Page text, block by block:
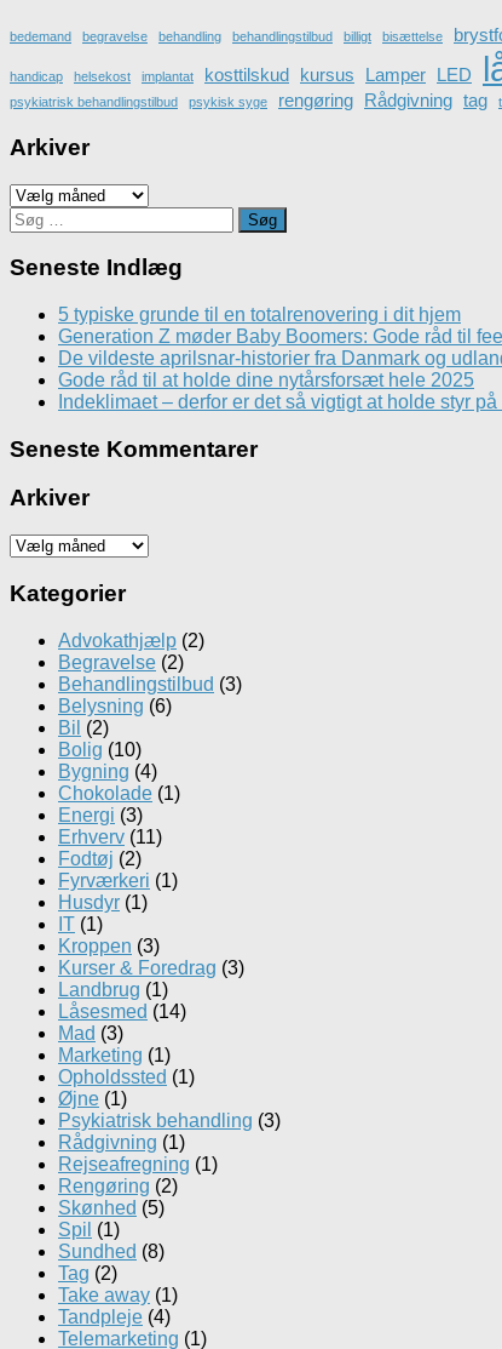
bedemand begravelse behandling behandlingstilbud billigt bisættelse
handicap helsekost implantat kosttilskud kursus Lamper LED
psykiatrisk behandlingstilbud
psykisk syge rengøring Rådgivning tag
Arkiver
Arkiver
Søg
efter:
Seneste Indlæg
5 typiske grunde til en totalrenovering i dit hjem
Generation Z møder Baby Boomers: Gode råd til
De vildeste aprilsnar-historier fra Danmark og
Gode råd til at holde dine nytårsforsæt hele 2025
Indeklimaet – derfor er det så vigtigt at holde styr
Seneste Kommentarer
Arkiver
Arkiver
Kategorier
Advokathjælp (2)
Begravelse (2)
Behandlingstilbud (3)
Belysning (6)
Bil (2)
Bolig (10)
Bygning (4)
Chokolade (1)
Energi (3)
Erhverv (11)
Fodtøj (2)
Fyrværkeri (1)
Husdyr (1)
IT (1)
Kroppen (3)
Kurser & Foredrag (3)
Landbrug (1)
Låsesmed (14)
Mad (3)
Marketing (1)
Opholdssted (1)
Øjne (1)
Psykiatrisk behandling (3)
Rådgivning (1)
Rejseafregning (1)
Rengøring (2)
Skønhed (5)
Spil (1)
Sundhed (8)
Tag (2)
Take away (1)
Tandpleje (4)
Telemarketing (1)